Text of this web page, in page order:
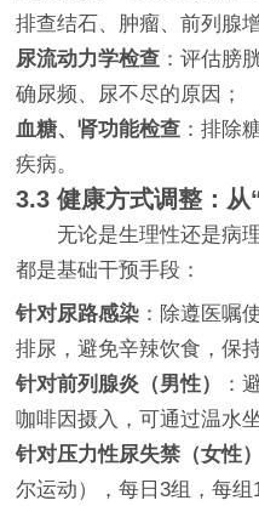
排查结石、肿瘤、前列腺
尿流动力学检查 ：评估膀
确尿频、尿不尽的原因；
血糖、肾功能检查 ：排除
疾病。
3.3 健康方式调整：从
无论是生理性还是病
都是基础干预手段：
针对尿路感染 ：除遵医嘱
排尿，避免辛辣饮食，保
针对前列腺炎（男性）
：
咖啡因摄入，可通过温水
针对压力性尿失禁（女性）
尔运动），每日3组，每